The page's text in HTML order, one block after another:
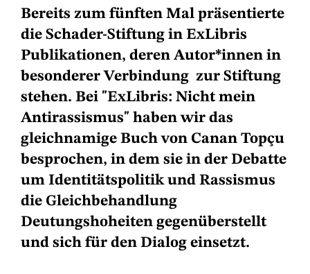
Bereits zum fünften Mal präsentierte
die Schader-Stiftung in ExLibris
Publikationen, deren Autor*innen in
besonderer Verbindung zur Stiftung
stehen. Bei "ExLibris: Nicht mein
Antirassismus" haben wir das
gleichnamige Buch von Canan Topçu
besprochen, in dem sie in der Debatte
um Identitätspolitik und Rassismus
die Gleichbehandlung
Deutungshoheiten gegenüberstellt
und sich für den Dialog einsetzt.